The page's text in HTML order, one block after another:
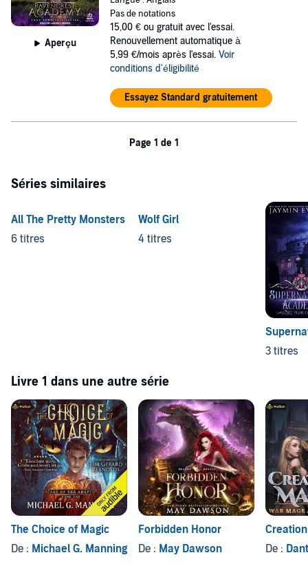
Aperçu
Pas de notations
15,00 € ou gratuit avec l'essai.
Renouvellement automatique à
5,99 €/mois après l'essai. Voir
conditions d'éligibilité
Essayez Standard gratuitement
Page 1 de 1
Séries similaires
All The Pretty Monsters
6 titres
Wolf Girl
4 titres
3 titres
Livre 1 dans une autre série
The Choice of Magic
De : Michael G. Manning
Forbidden Honor
De : May Dawson
De :